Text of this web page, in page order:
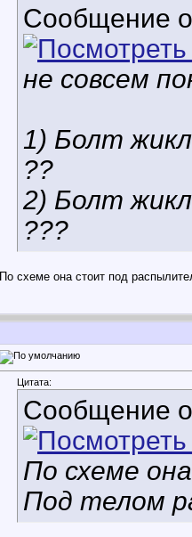
Сообщение
не совсем
1) Болт
??
2) Болт
???
По схеме она стоит под
Цитата:
Сообщение
По схеме
Под телом